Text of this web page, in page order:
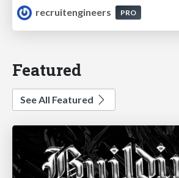
recruitengineers
PRO
Featured
See All Featured